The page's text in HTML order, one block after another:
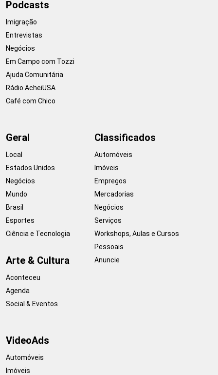
Podcasts
Imigração
Entrevistas
Negócios
Em Campo com Tozzi
Ajuda Comunitária
Rádio AcheiUSA
Café com Chico
Geral
Local
Estados Unidos
Negócios
Mundo
Brasil
Esportes
Ciência e Tecnologia
Arte & Cultura
Aconteceu
Agenda
Social & Eventos
Classificados
Automóveis
Imóveis
Empregos
Mercadorias
Negócios
Serviços
Workshops, Aulas e Cursos
Pessoais
Anuncie
VideoAds
Automóveis
Imóveis